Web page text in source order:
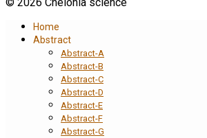
Home
Abstract
Abstract-A
Abstract-B
Abstract-C
Abstract-D
Abstract-E
Abstract-F
Abstract-G